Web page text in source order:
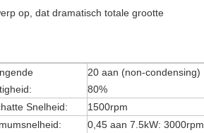
op, dat dramatisch totale grootte
20 aan (non-condensing)
80%
Snelheid:
1500rpm
0,45 aan 7.5kW: 3000rpm